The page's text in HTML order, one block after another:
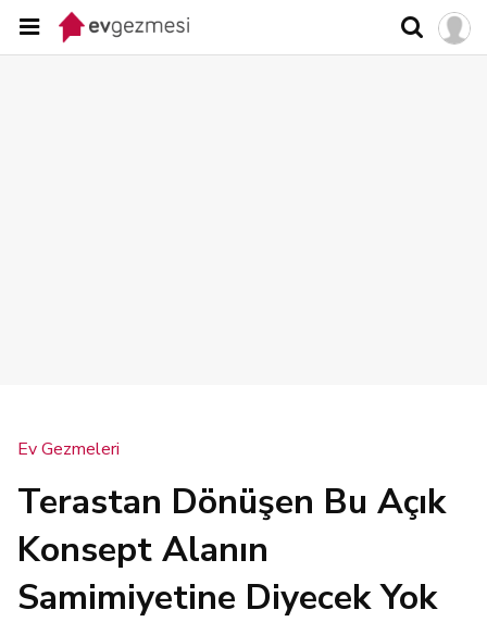
Ev Gezmeleri
Terastan Dönüşen Bu Açık
Konsept Alanın
Samimiyetine Diyecek Yok